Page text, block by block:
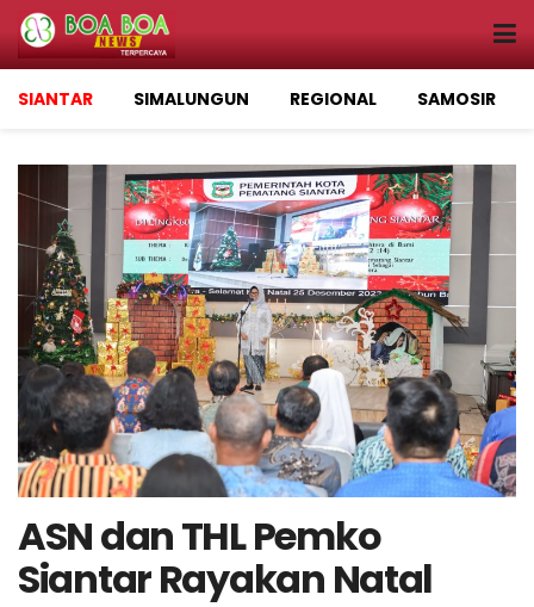
SIANTAR SIMALUNGUN REGIONAL SAMOSIR
ASN dan THL Pemko
Siantar Rayakan Natal